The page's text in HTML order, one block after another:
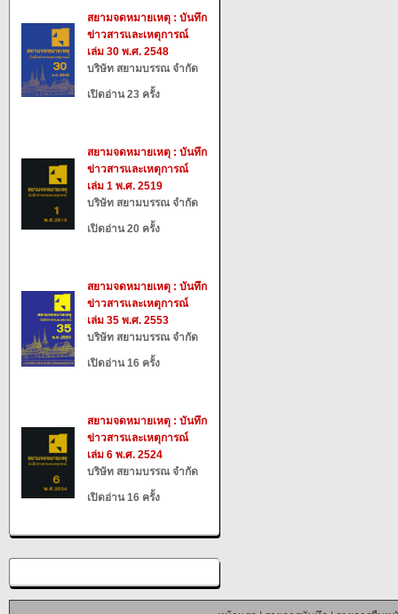
สยามจดหมายเหตุ : บันทึก
ข่าวสารและเหตุการณ์
เล่ม 30 พ.ศ. 2548
บริษัท สยามบรรณ จำกัด
เปิดอ่าน 23 ครั้ง
สยามจดหมายเหตุ : บันทึก
ข่าวสารและเหตุการณ์
เล่ม 1 พ.ศ. 2519
บริษัท สยามบรรณ จำกัด
เปิดอ่าน 20 ครั้ง
สยามจดหมายเหตุ : บันทึก
ข่าวสารและเหตุการณ์
เล่ม 35 พ.ศ. 2553
บริษัท สยามบรรณ จำกัด
เปิดอ่าน 16 ครั้ง
สยามจดหมายเหตุ : บันทึก
ข่าวสารและเหตุการณ์
เล่ม 6 พ.ศ. 2524
บริษัท สยามบรรณ จำกัด
เปิดอ่าน 16 ครั้ง